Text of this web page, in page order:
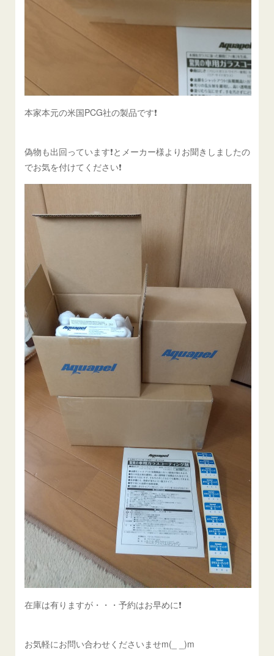
本家本元の米国PCG社の製品です❗️
偽物も出回っています❗️とメーカー様よりお聞きしましたの
でお気を付けてください❗️
在庫は有りますが・・・予約はお早めに❗️
お気軽にお問い合わせくださいませm(_ _)m